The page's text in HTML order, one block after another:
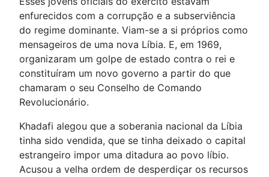
enfurecidos com a corrupção e a subserviência
do regime dominante. Viam-se a si próprios como
mensageiros de uma nova Líbia. E, em 1969,
organizaram um golpe de estado contra o rei e
constituíram um novo governo a partir do que
chamaram o seu Conselho de Comando
Revolucionário.
Khadafi alegou que a soberania nacional da Líbia
tinha sido vendida, que se tinha deixado o capital
estrangeiro impor uma ditadura ao povo líbio.
Acusou a velha ordem de desperdiçar os recursos